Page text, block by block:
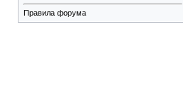
Правила форума